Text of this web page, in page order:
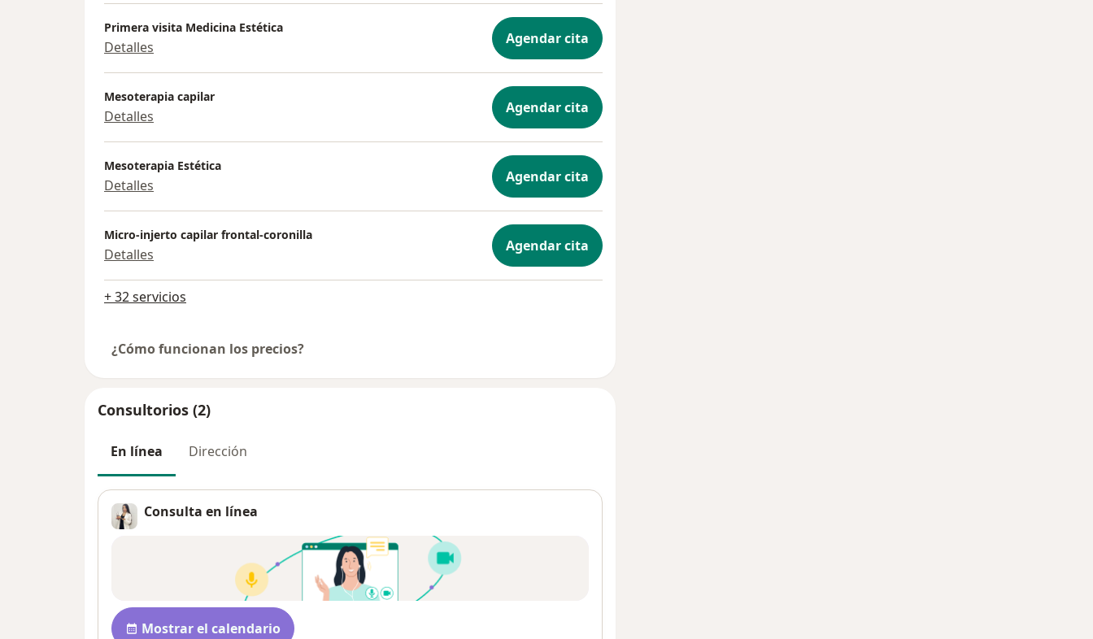
Primera visita Medicina Estética
Detalles Agendar cita
Mesoterapia capilar
Detalles Agendar cita
Mesoterapia Estética
Detalles Agendar cita
Micro-injerto capilar frontal-coronilla
Detalles Agendar cita
+ 32 servicios
¿Cómo funcionan los precios?
Consultorios (2)
En línea Dirección
Consulta en línea
Disponibilidad
Mostrar el calendario